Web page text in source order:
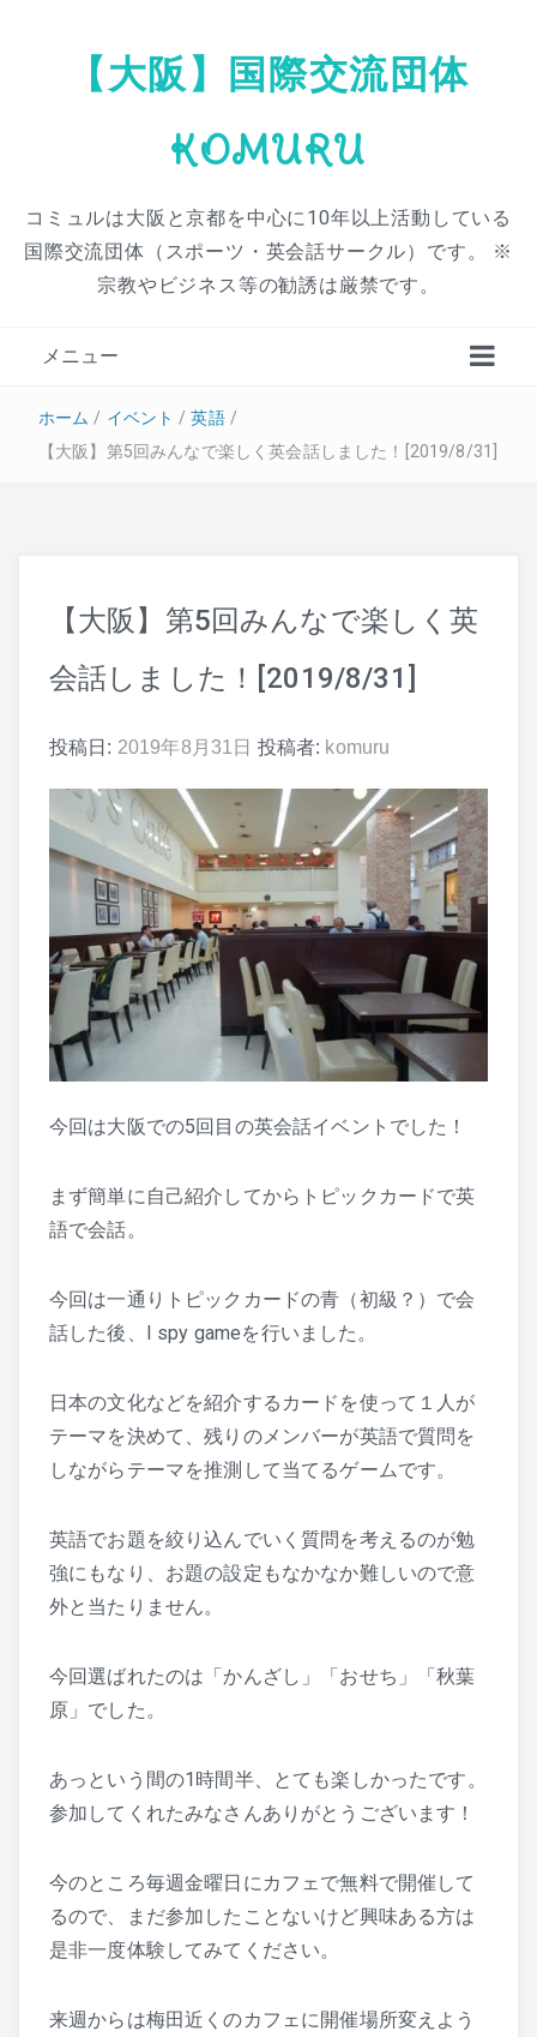
【大阪】国際交流団体
KOMURU
コミュルは大阪と京都を中心に10年以上活動している
国際交流団体（スポーツ・英会話サークル）です。 ※
宗教やビジネス等の勧誘は厳禁です。
メニュー
過去のコラボイベント
よくある質問
アクセス
ホーム / イベント / 英語 /
【大阪】第5回みんなで楽しく英会話しました！[2019/8/31]
【大阪】第5回みんなで楽しく英
会話しました！[2019/8/31]
投稿日: 2019年8月31日 投稿者: komuru
今回は大阪での5回目の英会話イベントでした！
まず簡単に自己紹介してからトピックカードで英
語で会話。
今回は一通りトピックカードの青（初級？）で会
話した後、I spy gameを行いました。
日本の文化などを紹介するカードを使って１人が
テーマを決めて、残りのメンバーが英語で質問を
しながらテーマを推測して当てるゲームです。
英語でお題を絞り込んでいく質問を考えるのが勉
強にもなり、お題の設定もなかなか難しいので意
外と当たりません。
今回選ばれたのは「かんざし」「おせち」「秋葉
原」でした。
あっという間の1時間半、とても楽しかったです。
参加してくれたみなさんありがとうございます！
今のところ毎週金曜日にカフェで無料で開催して
るので、まだ参加したことないけど興味ある方は
是非一度体験してみてください。
来週からは梅田近くのカフェに開催場所変えよう